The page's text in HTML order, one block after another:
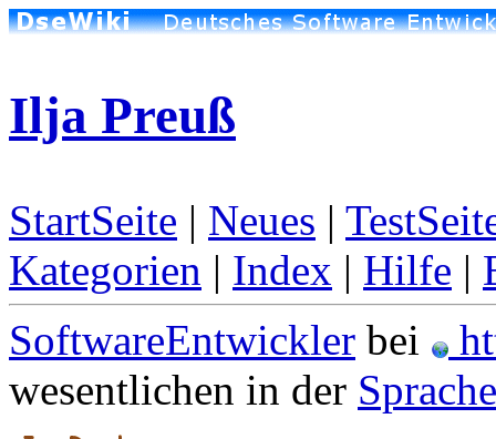
Ilja Preuß
StartSeite | Neues |
Kategorien | Index | Hilfe |
SoftwareEntwickler bei
wesentlichen in der